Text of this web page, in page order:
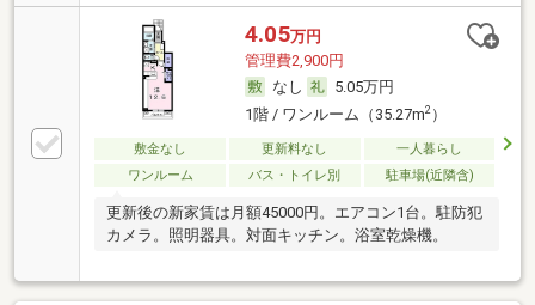
4.05万円
管理費2,900円
なし
5.05万円
1階 / ワンルーム（35.27m2）
敷金なし 更新料なし
一人暮らし
ワンルーム
バス・トイレ別 駐車場(近隣含)
更新後の新家賃は月額45000円。エアコン1台。駐防犯
カメラ。照明器具。対面キッチン。浴室乾燥機。